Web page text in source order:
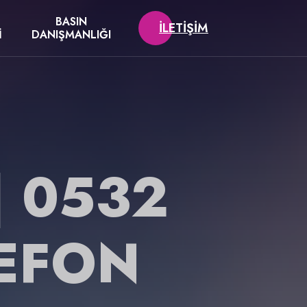
BASIN
DANIŞMANLIĞI
İLETIŞIM
0532